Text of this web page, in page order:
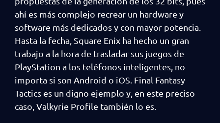
ahí es más complejo recrear un hardware y
software más dedicados y con mayor potencia.
Hasta la fecha, Square Enix ha hecho un gran
trabajo a la hora de trasladar sus juegos de
PlayStation a los teléfonos inteligentes, no
importa si son Android o iOS. Final Fantasy
Tactics es un digno ejemplo y, en este preciso
caso, Valkyrie Profile también lo es.